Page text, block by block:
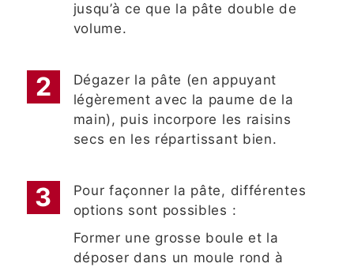
jusqu’à ce que la pâte double de
volume.
Dégazer la pâte (en appuyant
légèrement avec la paume de la
main), puis incorpore les raisins
secs en les répartissant bien.
Pour façonner la pâte, différentes
options sont possibles :
Former une grosse boule et la
déposer dans un moule rond à